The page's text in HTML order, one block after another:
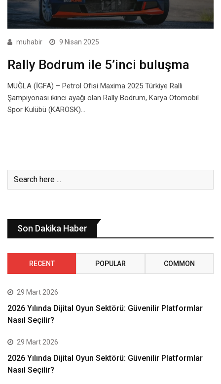
muhabir 9 Nisan 2025
Rally Bodrum ile 5’inci buluşma
MUĞLA (İGFA) – Petrol Ofisi Maxima 2025 Türkiye Ralli
Şampiyonası ikinci ayağı olan Rally Bodrum, Karya Otomobil
Spor Kulübü (KAROSK)…
Son Dakika Haber
RECENT POPULAR COMMON
29 Mart 2026
2026 Yılında Dijital Oyun Sektörü: Güvenilir Platformlar
Nasıl Seçilir?
29 Mart 2026
2026 Yılında Dijital Oyun Sektörü: Güvenilir Platformlar
Nasıl Seçilir?